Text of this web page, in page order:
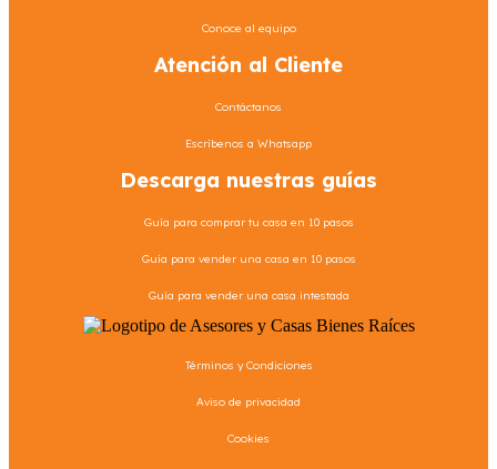
Conoce al equipo
Atención al Cliente
Contáctanos
Escríbenos a Whatsapp
Descarga nuestras guías
Guía para comprar tu casa en 10 pasos
Guía para vender una casa en 10 pasos
Guía para vender una casa intestada
Términos y Condiciones
Aviso de privacidad
Cookies